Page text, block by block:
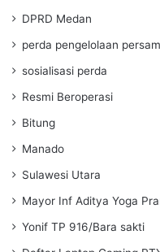
DPRD Medan
perda pengelolaan
sosialisasi perda
Resmi Beroperasi
Bitung
Manado
Sulawesi Utara
Mayor Inf Aditya Yoga
Yonif TP 916/Bara sakti